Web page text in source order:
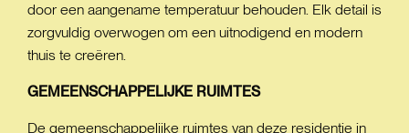
door een aangename temperatuur behouden. Elk detail is
zorgvuldig overwogen om een uitnodigend en modern
thuis te creëren.
GEMEENSCHAPPELIJKE RUIMTES
De gemeenschappelijke ruimtes van deze residentie in